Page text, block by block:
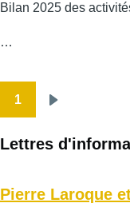
Bilan 2025 des
…
1
Lettres
Pierre Laroque